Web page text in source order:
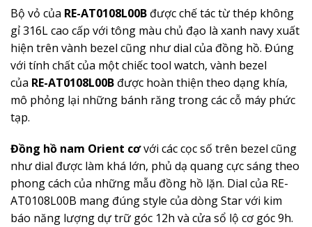
Bộ vỏ của RE-AT0108L00B được chế tác từ thép không
gỉ 316L cao cấp với tông màu chủ đạo là xanh navy xuất
hiện trên vành bezel cũng như dial của đồng hồ. Đúng
với tính chất của một chiếc tool watch, vành bezel
của RE-AT0108L00B được hoàn thiện theo dạng khía,
mô phỏng lại những bánh răng trong các cỗ máy phức
tạp.
Đồng hồ nam Orient cơvới các cọc số trên bezel cũng
như dial được làm khá lớn, phủ dạ quang cực sáng theo
phong cách của những mẫu đồng hồ lặn. Dial của RE-
AT0108L00B mang đúng style của dòng Star với kim
báo năng lượng dự trữ góc 12h và cửa sổ lộ cơ góc 9h.